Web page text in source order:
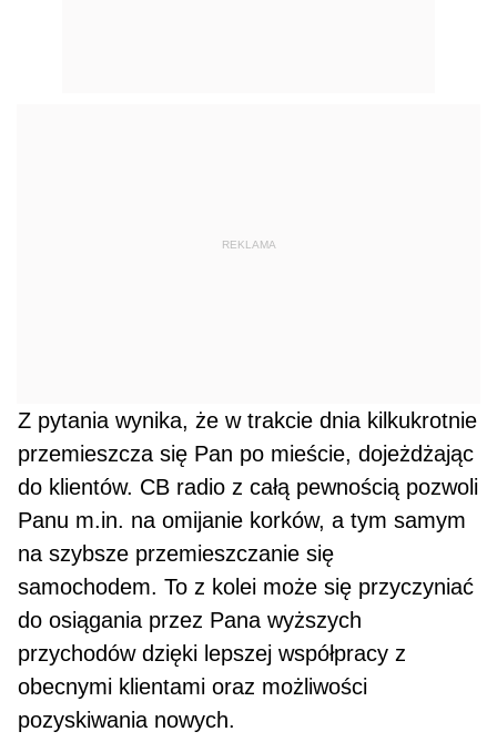
REKLAMA
Z pytania wynika, że w trakcie dnia kilkukrotnie
przemieszcza się Pan po mieście, dojeżdżając
do klientów. CB radio z całą pewnością pozwoli
Panu m.in. na omijanie korków, a tym samym
na szybsze przemieszczanie się
samochodem. To z kolei może się przyczyniać
do osiągania przez Pana wyższych
przychodów dzięki lep­szej współpracy z
obecnymi klientami oraz możliwości
pozyskiwania nowych.